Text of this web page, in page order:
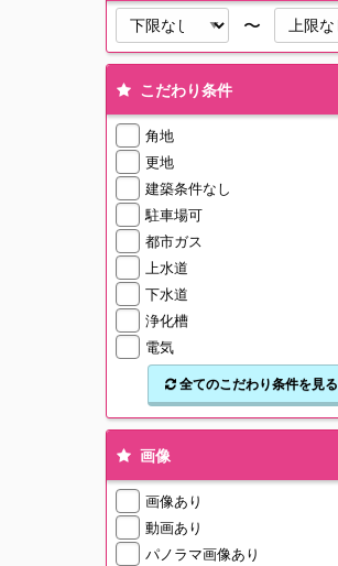
〜
こだわり条件
角地
更地
建築条件なし
駐車場可
都市ガス
上水道
下水道
浄化槽
電気
全てのこだわり条件を見る
画像
画像あり
動画あり
パノラマ画像あり